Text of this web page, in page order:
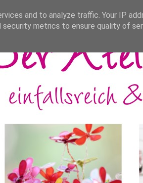
and to analyze traffic. Your IP
metrics to ensure quality of